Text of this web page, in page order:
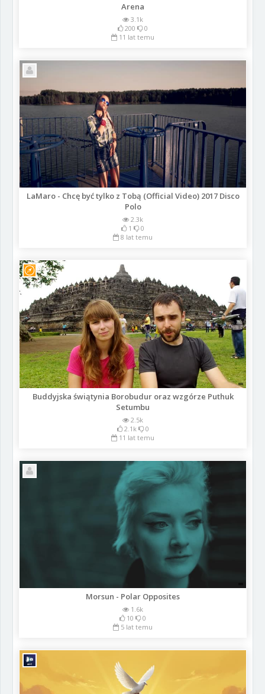
Arena
3.1k
200
0
11 lat temu
LaMaro - Chcę być tylko z Tobą (Official Video) 2017 Disco
Polo
2.3k
1
0
8 lat temu
Buddyjska świątynia Borobudur oraz wzgórze Puthuk
Setumbu
2.5k
2.1k
0
11 lat temu
Morsun - Polar Opposites
1.6k
10
0
5 lat temu